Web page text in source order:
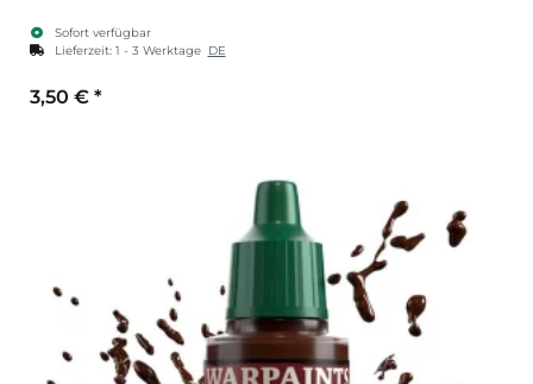
Sofort verfügbar
Lieferzeit: 1 - 3 Werktage DE
3,50 € *